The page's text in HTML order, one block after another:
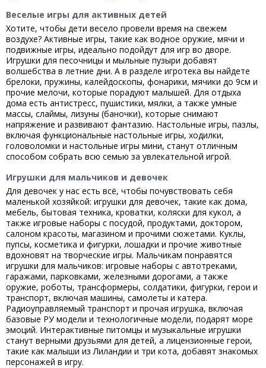
Веселые игры для активных детей
Хотите, чтобы дети весело провели время на свежем
воздухе? Активные игры, такие как водное оружие, мячи и
подвижные игры, идеально подойдут для игр во дворе.
Игрушки для песочницы и мыльные пузыри добавят
волшебства в летние дни. А в разделе игротека вы найдете
брелоки, пружины, калейдоскопы, фонарики, мячики до 9см и
прочие мелочи, которые порадуют малышей. Для отдыха
дома есть антистресс, пушистики, мялки, а также умные
массы, слаймы, лизуны (баночки), которые снимают
напряжение и развивают фантазию. Настольные игры, пазлы,
включая функциональные настольные игры, ходилки,
головоломки и настольные игры мини, станут отличным
способом собрать всю семью за увлекательной игрой.
Игрушки для мальчиков и девочек
Для девочек у нас есть всё, чтобы почувствовать себя
маленькой хозяйкой: игрушки для девочек, такие как дома,
мебель, бытовая техника, кроватки, коляски для кукол, а
также игровые наборы с посудой, продуктами, доктором,
салоном красоты, магазином и прочими сюжетами. Куклы,
пупсы, косметика и фигурки, лошадки и прочие животные
вдохновят на творческие игры. Мальчикам понравятся
игрушки для мальчиков: игровые наборы с автотреками,
гаражами, парковками, железными дорогами, а также
оружие, роботы, трансформеры, солдатики, фигурки, герои и
транспорт, включая машины, самолеты и катера.
Радиоуправляемый транспорт и прочая игрушка, включая
базовые РУ модели и технологичные модели, подарят море
эмоций. Интерактивные питомцы и музыкальные игрушки
станут верными друзьями для детей, а лицензионные герои,
такие как малыши из Лиландии и три кота, добавят знакомых
персонажей в игру.